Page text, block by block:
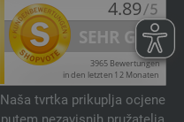
Naša tvrtka prikuplja ocjene